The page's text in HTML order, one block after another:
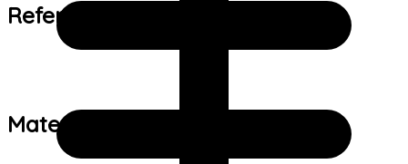
Referência de tamanho:
Material: